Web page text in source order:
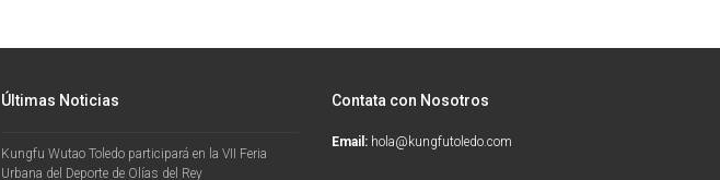
Últimas Noticias
Kungfu Wutao Toledo participará en la VII Feria
Urbana del Deporte de Olías del Rey
Contata con Nosotros
Email: hola@kungfutoledo.com